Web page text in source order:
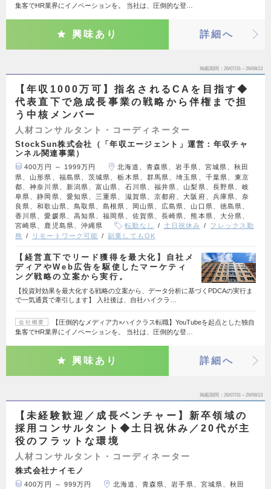
集客でHR業界にイノベーションを。 当社は、圧倒的な登…
興味あり 詳細へ
掲載期間 26/07/31～26/08/13
【年収1000万可】指名されるCAを目指す◆
代表直下で急成長事業の戦略から伴権まで担
う中核メンバー
人材コンサルタント・コーディネーター
StockSun株式会社（「年収エージェント」運営：年収チャ
ンネル関連事業）
400万円 ～ 1999万円
北海道、青森県、岩手県、宮城県、秋田
県、山形県、福島県、茨城県、栃木県、群馬県、埼玉県、千葉県、東京
都、神奈川県、新潟県、富山県、石川県、福井県、山梨県、長野県、岐
阜県、静岡県、愛知県、三重県、滋賀県、京都府、大阪府、兵庫県、奈
良県、和歌山県、鳥取県、島根県、岡山県、広島県、山口県、徳島県、
香川県、愛媛県、高知県、福岡県、佐賀県、長崎県、熊本県、大分県、
宮崎県、鹿児島県、沖縄県
転勤なし 土日祝休み
フレックス勤
務
リモートワーク可能 副業してもOK
【経営直下でリード獲得を最大化】自社メ
ディアやWeb広告を駆使したマーケティ
ング戦略の立案から実行。
【投資対効果を最大化する戦略の立案から、データ分析に基づくPDCAの実行ま
で一気通貫で牽引します】 入社後は、自社ハイクラ…
会社概要
【圧倒的なメディア力×ハイクラス転職】YouTubeを起点とした独自
集客でHR業界にイノベーションを。 当社は、圧倒的な登…
興味あり 詳細へ
掲載期間 26/07/31～26/08/13
【未経験歓迎／成長ベンチャー】新卒領域の
採用コンサルタント◆土日祝休み／20代が主
役のフラットな環境
人材コンサルタント・コーディネーター
株式会社ナイモノ
400万円 ～ 999万円
北海道、青森県、岩手県、宮城県、秋田